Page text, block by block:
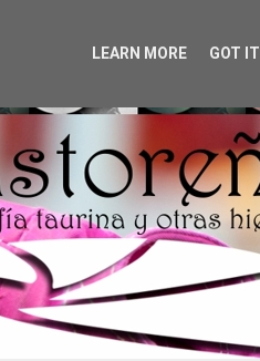
LEARN MORE GOT IT